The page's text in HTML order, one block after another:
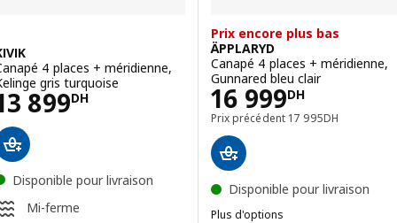
4 places + méridienne,
gris turquoise
899DH
13899DH
Disponible pour livraison
Mi-ferme
Prix encore plus bas
ÄPPLARYD
Canapé 4 places + méridienne,
Gunnared bleu clair
16 999DH
Prix 16999DH
Prix précédent 17 995DH
Prix précédent
Disponible pour livraison
Plus d'options